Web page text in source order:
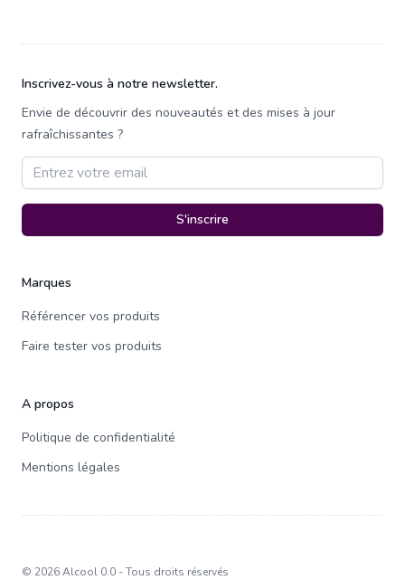
Inscrivez-vous à notre newsletter.
Envie de découvrir des nouveautés et des mises à jour
rafraîchissantes ?
Adresse email
S'inscrire
Marques
Référencer vos produits
Faire tester vos produits
A propos
Politique de confidentialité
Mentions légales
© 2026Alcool 0.0 - Tous droits réservés